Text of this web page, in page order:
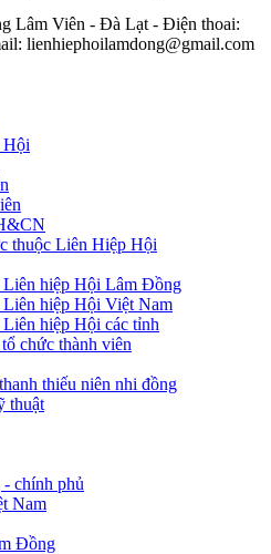
Lâm Viên - Đà Lạt - Điện thoai:
lienhiephoilamdong@gmail.com
Hội
thuộc Liên Hiệp Hội
Liên hiệp Hội Lâm Đồng
Liên hiệp Hội Việt Nam
hiệp Hội các tỉnh
chức thành viên
thiếu niên nhi đồng
thuật
- chính phủ
Nam
Đồng